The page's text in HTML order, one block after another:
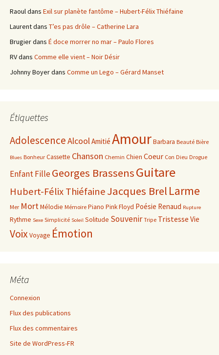
Raouldans Exil sur planète fantôme – Hubert-Félix Thiéfaine
Laurentdans T’es pas drôle – Catherine Lara
Brugierdans É doce morrer no mar – Paulo Flores
RVdans Comme elle vient – Noir Désir
Johnny Boyerdans Comme un Lego – Gérard Manset
Étiquettes
AdolescenceAlcoolAmitié AmourBarbara Beauté Bière
Blues Bonheur Cassette Chanson Chemin Chien Coeur Con Dieu Drogue
EnfantFilleGeorges BrassensGuitare
Hubert-Félix ThiéfaineJacques Brel Larme
Mer MortMélodie Mémoire Piano Pink Floyd Poésie Renaud Rupture
Rythme Sexe Simplicité Soleil Solitude Souvenir Tripe Tristesse Vie
VoixVoyage Émotion
Méta
Connexion
Flux des publications
Flux des commentaires
Site de WordPress-FR